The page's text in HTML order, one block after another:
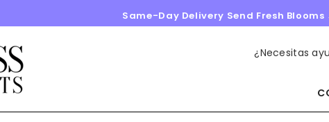
Same-Day Delivery Send Fresh Blooms
¿Necesitas